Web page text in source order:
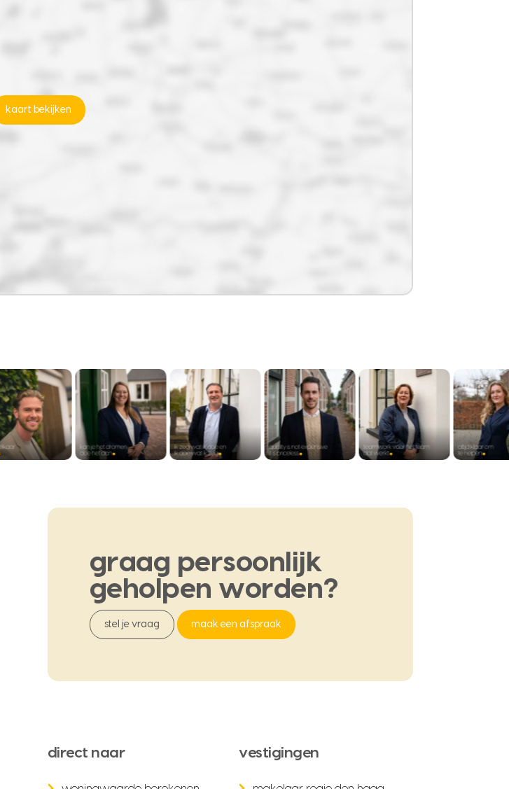
kaart bekijken
graag persoonlijk
geholpen worden?
stel je vraag maak een afspraak
direct naar vestigingen